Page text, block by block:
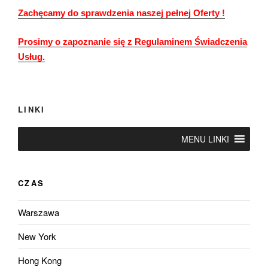
Zachęcamy do sprawdzenia naszej pełnej Oferty !
Prosimy o zapoznanie się z Regulaminem Świadczenia
Usług.
LINKI
MENU LINKI
CZAS
Warszawa
New York
Hong Kong